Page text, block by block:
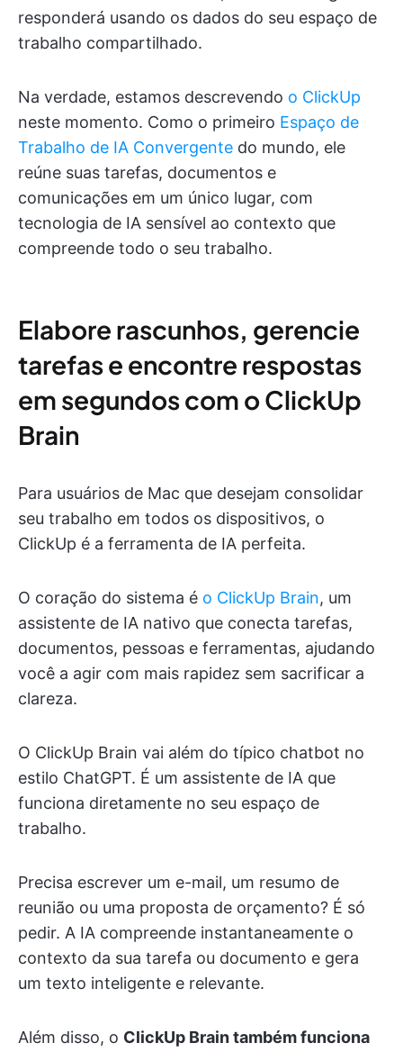
responderá usando os dados do seu espaço de
trabalho compartilhado.
Na verdade, estamos descrevendo o ClickUp
neste momento. Como o primeiro Espaço de
Trabalho de IA Convergente do mundo, ele
reúne suas tarefas, documentos e
comunicações em um único lugar, com
tecnologia de IA sensível ao contexto que
compreende todo o seu trabalho.
Elabore rascunhos, gerencie
tarefas e encontre respostas
em segundos com o ClickUp
Brain
Para usuários de Mac que desejam consolidar
seu trabalho em todos os dispositivos, o
ClickUp é a ferramenta de IA perfeita.
O coração do sistema é o ClickUp Brain, um
assistente de IA nativo que conecta tarefas,
documentos, pessoas e ferramentas, ajudando
você a agir com mais rapidez sem sacrificar a
clareza.
O ClickUp Brain vai além do típico chatbot no
estilo ChatGPT. É um assistente de IA que
funciona diretamente no seu espaço de
trabalho.
Precisa escrever um e-mail, um resumo de
reunião ou uma proposta de orçamento? É só
pedir. A IA compreende instantaneamente o
contexto da sua tarefa ou documento e gera
um texto inteligente e relevante.
Além disso, o ClickUp Brain também funciona